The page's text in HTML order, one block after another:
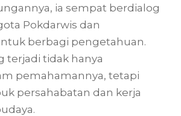
ia sempat berdialog
Pokdarwis dan
berbagi pengetahuan.
terjadi tidak hanya
pemahamannya, tetapi
persahabatan dan kerja